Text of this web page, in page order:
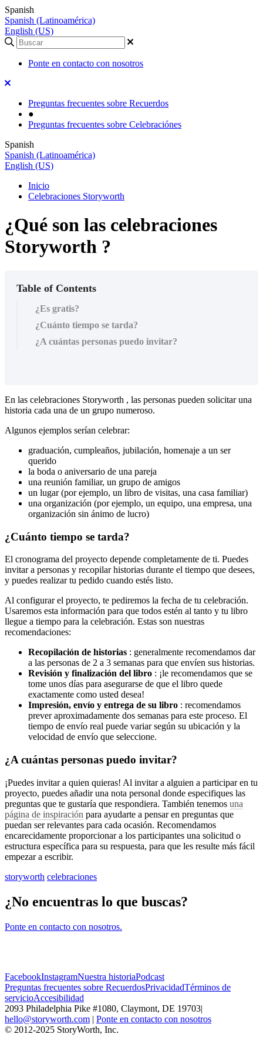
Spanish
Spanish (Latinoamérica)
English (US)
Ponte en contacto con nosotros
Preguntas frecuentes sobre Recuerdos
●
Preguntas frecuentes sobre Celebraciónes
Spanish
Spanish (Latinoamérica)
English (US)
Inicio
Celebraciones Storyworth
¿Qué son las celebraciones
Storyworth ?
Table of Contents
¿Es gratis?
¿Cuánto tiempo se tarda?
¿A cuántas personas puedo invitar?
En las celebraciones Storyworth , las personas pueden solicitar una
historia cada una de un grupo numeroso.
Algunos ejemplos serían celebrar:
graduación, cumpleaños, jubilación, homenaje a un ser
querido
la boda o aniversario de una pareja
una reunión familiar, un grupo de amigos
un lugar (por ejemplo, un libro de visitas, una casa familiar)
una organización (por ejemplo, un equipo, una empresa, una
organización sin ánimo de lucro)
¿Cuánto tiempo se tarda?
El cronograma del proyecto depende completamente de ti. Puedes
invitar a personas y recopilar historias durante el tiempo que desees,
y puedes realizar tu pedido cuando estés listo.
Al configurar el proyecto, te pediremos la fecha de tu celebración.
Usaremos esta información para que todos estén al tanto y tu libro
llegue a tiempo para la celebración. Estas son nuestras
recomendaciones:
Recopilación de historias : generalmente recomendamos dar
a las personas de 2 a 3 semanas para que envíen sus historias.
Revisión y finalización del libro : ¡le recomendamos que se
tome unos días para asegurarse de que el libro quede
exactamente como usted desea!
Impresión, envío y entrega de su libro : recomendamos
prever aproximadamente dos semanas para este proceso. El
tiempo de envío real puede variar según su ubicación y la
velocidad de envío que seleccione.
¿A cuántas personas puedo invitar?
¡Puedes invitar a quien quieras! Al invitar a alguien a participar en tu
proyecto, puedes añadir una nota personal donde especifiques las
preguntas que te gustaría que respondiera. También tenemos una
página de inspiración para ayudarte a pensar en preguntas que
puedan ser relevantes para cada ocasión. Recomendamos
encarecidamente proporcionar a los participantes una solicitud o
estructura específica para su respuesta, para que les resulte más fácil
empezar a escribir.
storyworth celebraciones
¿No encuentras lo que buscas?
Ponte en contacto con nosotros.
FacebookInstagramNuestra historiaPodcast
Preguntas frecuentes sobre RecuerdosPrivacidadTérminos de
servicioAccesibilidad
2093 Philadelphia Pike #1080, Claymont, DE 19703|
hello@storyworth.com | Ponte en contacto con nosotros
© 2012-2025 StoryWorth, Inc.